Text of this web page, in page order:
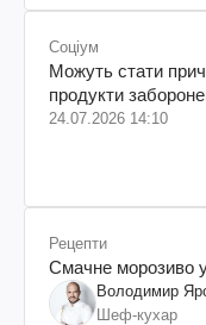
Соціум
Можуть стати
продукти
24.07.2026 14:10
Рецепти
Смачне морозиво
Володимир
Шеф-кухар